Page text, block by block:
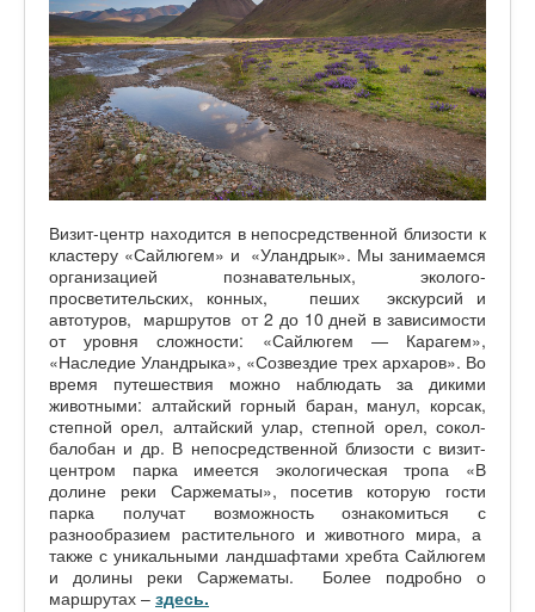
Визит-центр находится в непосредственной близости к
кластеру «Сайлюгем» и «Уландрык». Мы занимаемся
организацией познавательных, эколого-
просветительских, конных, пеших экскурсий и
автотуров, маршрутов от 2 до 10 дней в зависимости
от уровня сложности: «Сайлюгем — Карагем»,
«Наследие Уландрыка», «Созвездие трех архаров». Во
время путешествия можно наблюдать за дикими
животными: алтайский горный баран, манул, корсак,
степной орел, алтайский улар, степной орел, сокол-
балобан и др. В непосредственной близости с визит-
центром парка имеется экологическая тропа «В
долине реки Саржематы», посетив которую гости
парка получат возможность ознакомиться с
разнообразием растительного и животного мира, а
также с уникальными ландшафтами хребта Сайлюгем
и долины реки Саржематы. Более подробно о
маршрутах – здесь.